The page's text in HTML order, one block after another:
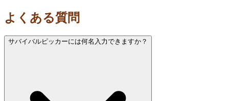
よくある質問
サバイバルピッカーには何名入力できますか？